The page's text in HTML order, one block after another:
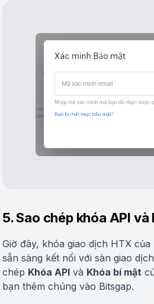
5. Sao chép khóa API
Giờ đây, khóa giao dịch HTX
sẵn sàng kết nối với sàn giao
chép Khóa API và Khóa bí mật
bạn thêm chúng vào Bitsgap.